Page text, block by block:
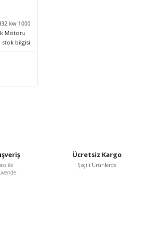
kw 1000
Motoru
bilgisi
ile
Ücretsiz Kargo
Şeçili Ürünlerde